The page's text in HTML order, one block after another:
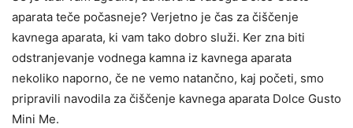
aparata teče počasneje? Verjetno je čas za čiščenje
kavnega aparata, ki vam tako dobro služi. Ker zna biti
odstranjevanje vodnega kamna iz kavnega aparata
nekoliko naporno, če ne vemo natančno, kaj početi, smo
pripravili navodila za čiščenje kavnega aparata Dolce Gusto
Mini Me.